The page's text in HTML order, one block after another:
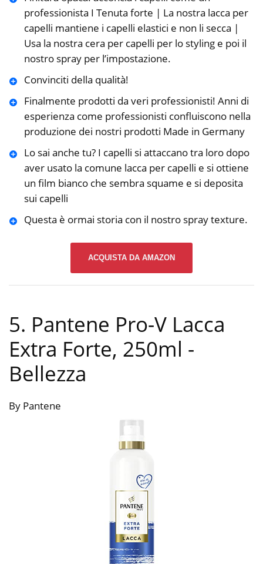
professionista I Tenuta forte | La nostra lacca per
capelli mantiene i capelli elastici e non li secca |
Usa la nostra cera per capelli per lo styling e poi il
nostro spray per l’impostazione.
Convinciti della qualità!
Finalmente prodotti da veri professionisti! Anni di
esperienza come professionisti confluiscono nella
produzione dei nostri prodotti Made in Germany
Lo sai anche tu? I capelli si attaccano tra loro dopo
aver usato la comune lacca per capelli e si ottiene
un film bianco che sembra squame e si deposita
sui capelli
Questa è ormai storia con il nostro spray texture.
ACQUISTA DA AMAZON
5. Pantene Pro-V Lacca
Extra Forte, 250ml -
Bellezza
By Pantene